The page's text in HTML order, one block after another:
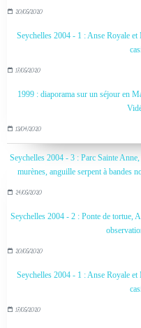
20/05/2020
Seychelles 2004 - 1 : Anse Royale
17/05/2020
1999 : diaporama sur un séjour en
13/04/2020
Seychelles 2004 - 3 : Parc Sainte
murènes, anguille serpent à bandes
24/05/2020
Seychelles 2004 - 2 : Ponte de tortue,
20/05/2020
Seychelles 2004 - 1 : Anse Royale
17/05/2020